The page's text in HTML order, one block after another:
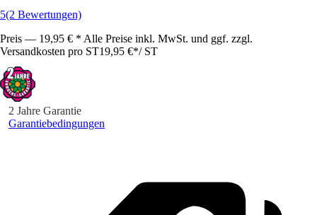
5(2 Bewertungen)
Preis — 19,95 € * Alle Preise inkl. MwSt. und ggf. zzgl.
Versandkosten pro ST19,95 €*/ ST
2 Jahre Garantie
Garantiebedingungen